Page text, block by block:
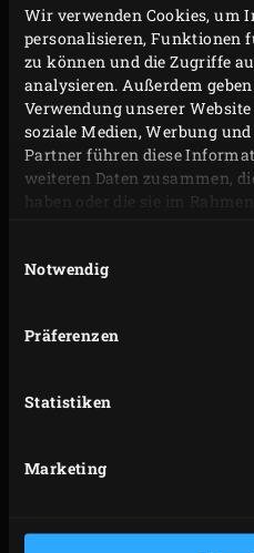
Wir verwenden Cookies, um
personalisieren, Funktionen
zu können und die Zugriffe
analysieren. Außerdem
Verwendung unserer
soziale Medien, Werbung
Partner führen diese
weiteren Daten zusammen,
haben oder die sie im
Notwendig
Präferenzen
Statistiken
Marketing
THE ONYX
KITCHEN